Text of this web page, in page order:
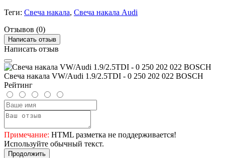
Теги: Свеча накала, Свеча накала Audi
Отзывов (0)
Написать отзыв
Написать отзыв
Свеча накала VW/Audi 1.9/2.5TDI - 0 250 202 022 BOSCH
Рейтинг
Примечание: HTML разметка не поддерживается!
Используйте обычный текст.
Продолжить